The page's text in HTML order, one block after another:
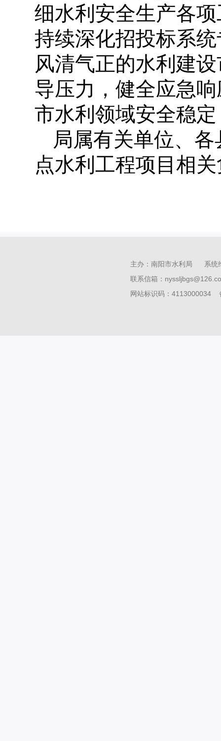
细水利安全生产各
持续深化招投标系
风清气正的水利建
导压力，健全应急
市水利领域安全稳
局属有关单位、
点水利工程项目相
主办：南阳市水利局 系
联系信箱：
网站标识码：4113000034